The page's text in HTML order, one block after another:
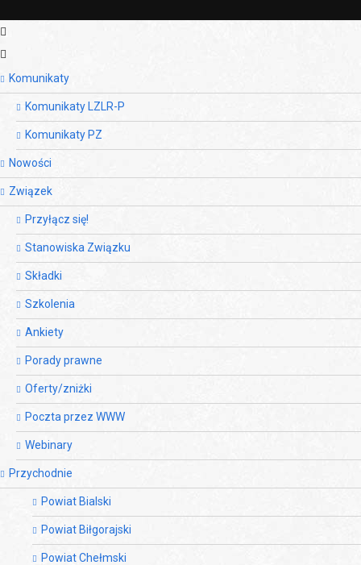
Komunikaty
Komunikaty LZLR-P
Komunikaty PZ
Nowości
Związek
Przyłącz się!
Stanowiska Związku
Składki
Szkolenia
Ankiety
Porady prawne
Oferty/zniżki
Poczta przez WWW
Webinary
Przychodnie
Powiat Bialski
Powiat Biłgorajski
Powiat Chełmski